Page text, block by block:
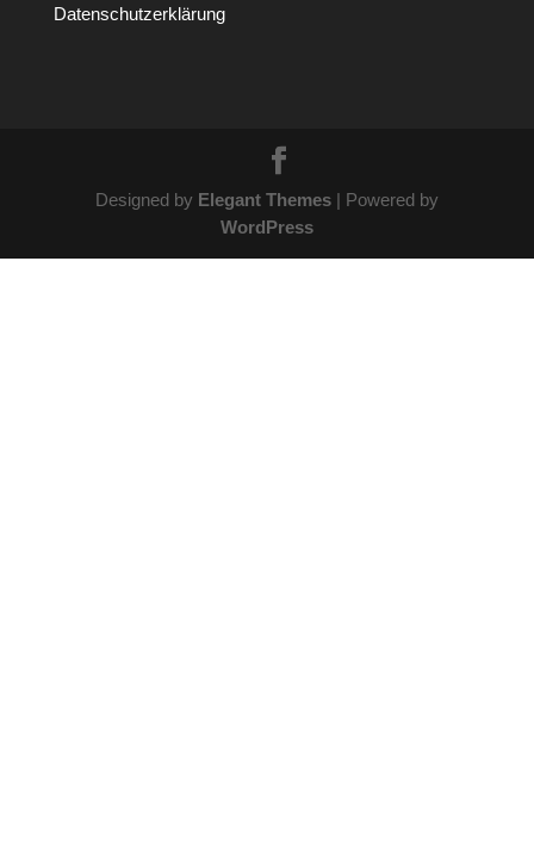
Datenschutzerklärung
Designed by Elegant Themes| Powered by
WordPress